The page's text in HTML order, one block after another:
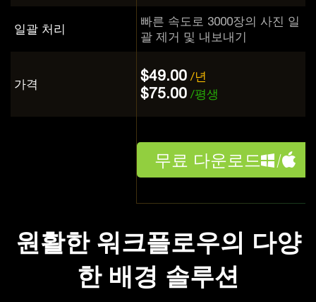
일괄 처리
빠른 속도로 3000장의 사진 일
괄 제거 및 내보내기
가격
$49.00 /년
$75.00 /평생
무료 다운로드
원활한 워크플로우의 다양
한 배경 솔루션